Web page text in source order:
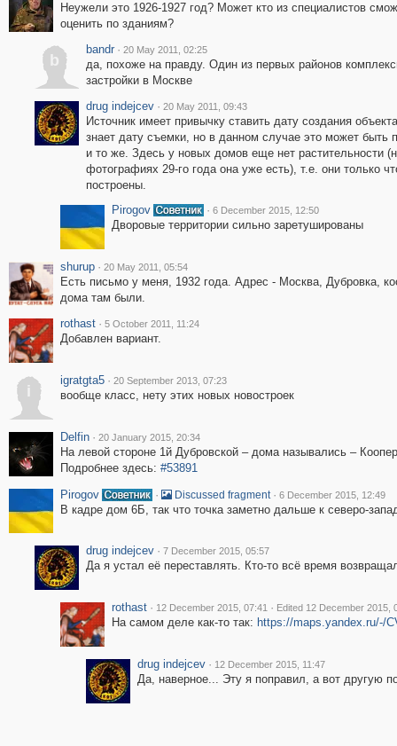
Неужели это 1926-1927 год? Может кто из специалистов
оценить по зданиям?
b
bandr · 20 May 2011, 02:25
да, похоже на правду. Один из первых районов
застройки в Москве
drug indejcev · 20 May 2011, 09:43
Источник имеет привычку ставить дату создания
знает дату съемки, но в данном случае это может быть
и то же. Здесь у новых домов еще нет растительности
фотографиях 29-го года она уже есть), т.е. они только
построены.
Pirogov
· 6 December 2015, 12:50
Дворовые территории сильно заретушированы
shurup · 20 May 2011, 05:54
Есть письмо у меня, 1932 года. Адрес - Москва, Дубровка,
дома там были.
rothast · 5 October 2011, 11:24
Добавлен вариант.
i
igratgta5 · 20 September 2013, 07:23
вообще класс, нету этих новых новостроек
Delfin · 20 January 2015, 20:34
На левой стороне 1й Дубровской – дома назывались –
Подробнее здесь: #53891
Pirogov
· Discussed fragment · 6 December 2015, 12:49
В кадре дом 6Б, так что точка заметно дальше к северо-
drug indejcev · 7 December 2015, 05:57
Да я устал её переставлять. Кто-то всё время
rothast · 12 December 2015, 07:41 · Edited 12 December 2015,
На самом деле как-то так: https://maps.yandex.ru/-/
drug indejcev · 12 December 2015, 11:47
Да, наверное... Эту я поправил, а вот другую